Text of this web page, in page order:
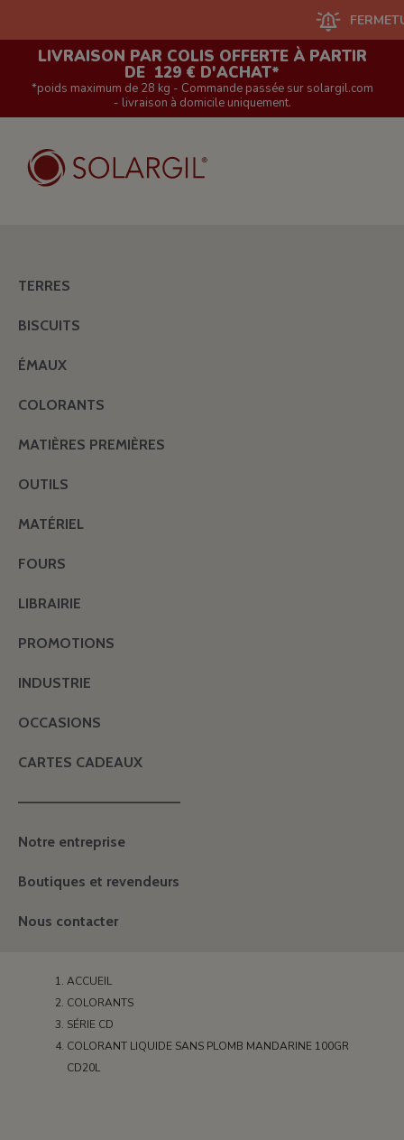
FERMETURE
LIVRAISON PAR COLIS OFFERTE À PARTIR
DE 129 € D'ACHAT*
*poids maximum de 28 kg - Commande passée sur solargil.com
- livraison à domicile uniquement.
TERRES
BISCUITS
ÉMAUX
COLORANTS
MATIÈRES PREMIÈRES
OUTILS
MATÉRIEL
FOURS
LIBRAIRIE
PROMOTIONS
INDUSTRIE
OCCASIONS
CARTES CADEAUX
———————————————
Notre entreprise
Boutiques et revendeurs
Nous contacter
ACCUEIL
COLORANTS
SÉRIE CD
COLORANT LIQUIDE SANS PLOMB MANDARINE 100GR
CD20L